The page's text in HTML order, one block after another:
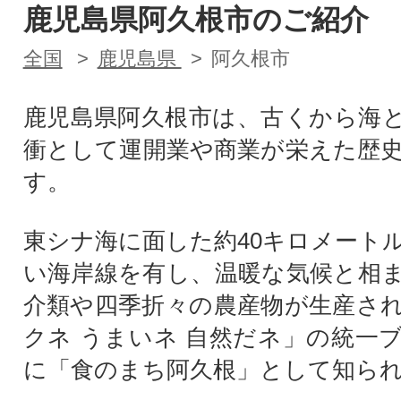
鹿児島県阿久根市のご紹介
全国 鹿児島県 阿久根市
鹿児島県阿久根市は、古くから海
衝として運開業や商業が栄えた歴
す。
東シナ海に面した約40キロメート
い海岸線を有し、温暖な気候と相
介類や四季折々の農産物が生産さ
クネ うまいネ 自然だネ」の統一
に「食のまち阿久根」として知ら